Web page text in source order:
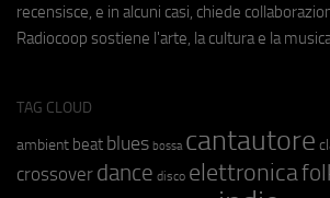
recensisce, e in alcuni casi, chiede
Radiocoop sostiene l'arte, la cultura e la
TAG CLOUD
ambient beat blues bossa cantautore
crossover dance disco elettronica